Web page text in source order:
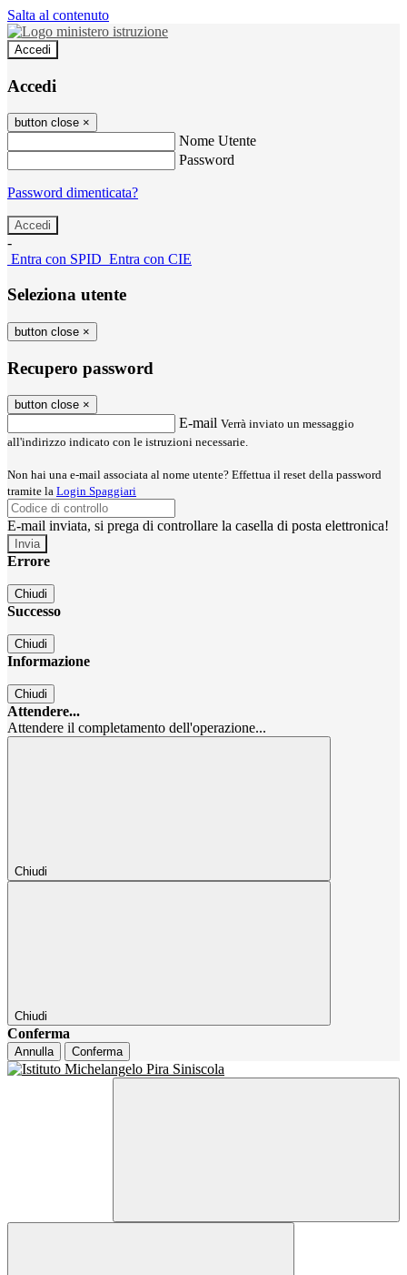
Salta al contenuto
Accedi
Accedi
button close ×
Nome Utente
Password
Password dimenticata?
-
Entra con SPID Entra con CIE
Seleziona utente
button close ×
Recupero password
button close ×
E-mail Verrà inviato un messaggio
all'indirizzo indicato con le istruzioni necessarie.
Non hai una e-mail associata al nome utente? Effettua il reset della password
tramite la Login Spaggiari
E-mail inviata, si prega di controllare la casella di posta elettronica!
Errore
Chiudi
Successo
Chiudi
Informazione
Chiudi
Attendere...
Attendere il completamento dell'operazione...
Chiudi
Chiudi
Conferma
Annulla Conferma